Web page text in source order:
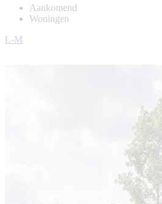
Aankomend
Woningen
L-M